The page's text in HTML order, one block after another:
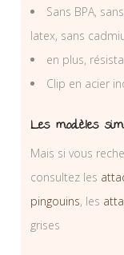
Sans BPA,
latex, sans
en plus,
Clip en acier
Les modèles
Mais si vous
consultez les
pingouins, les
grises